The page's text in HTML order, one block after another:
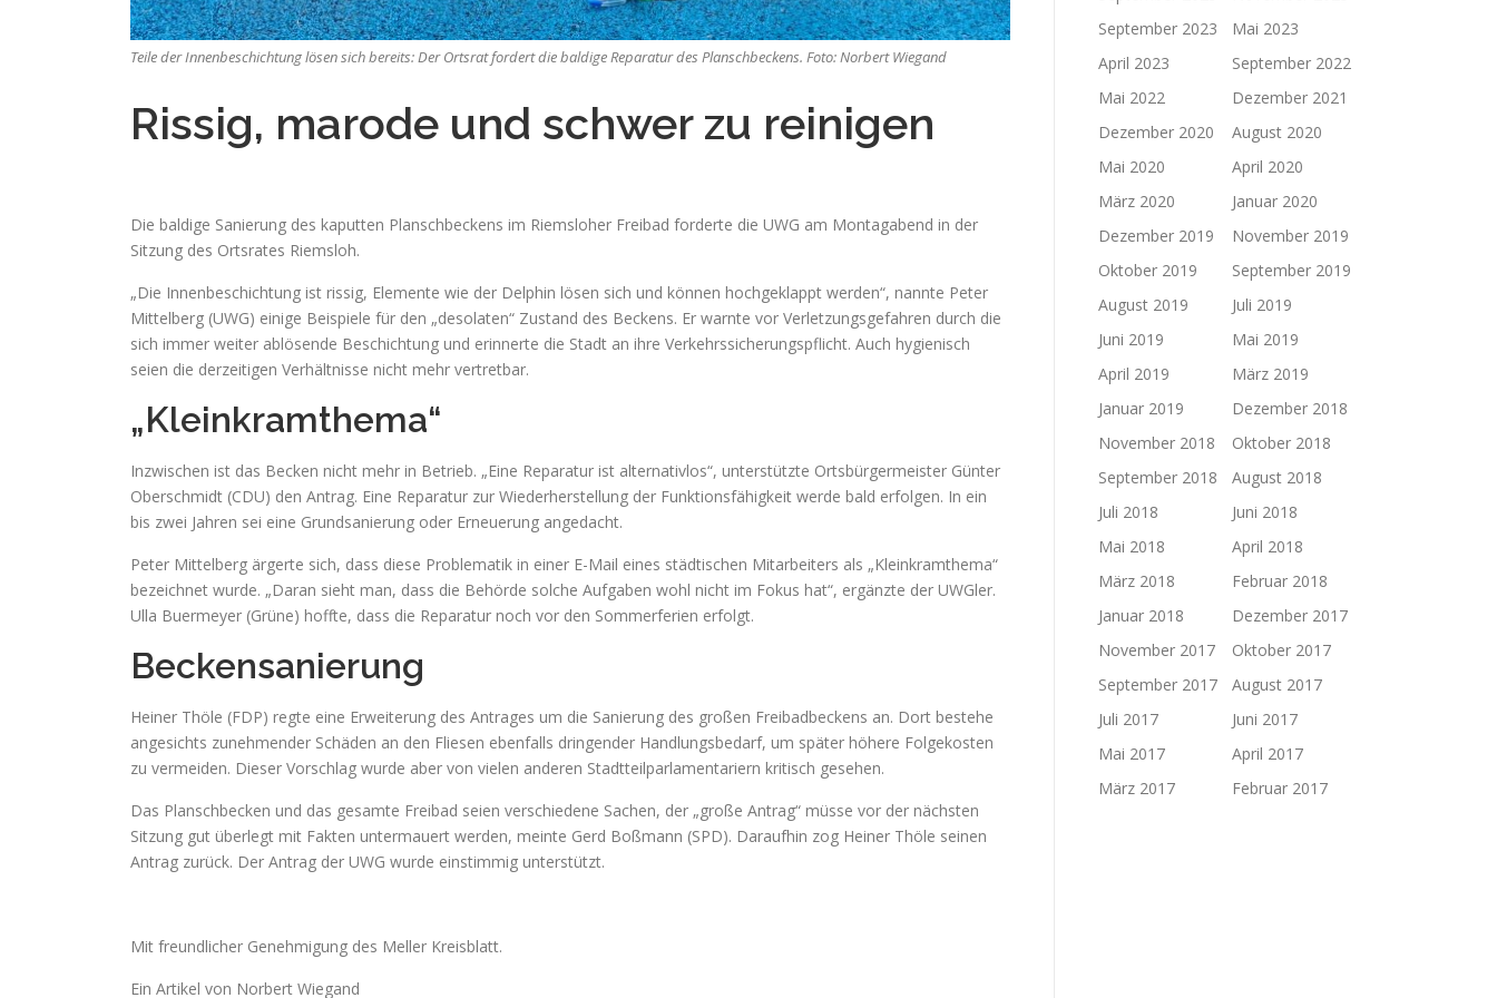
Teile der Innenbeschichtung lösen sich bereits: Der Ortsrat fordert die baldige Reparatur des Planschbeckens. Foto: Norbert Wiegand
Rissig, marode und schwer zu reinigen
Die baldige Sanierung des kaputten Planschbeckens im Riemsloher Freibad forderte die UWG am Montagabend in der
Sitzung des Ortsrates Riemsloh.
„Die Innenbeschichtung ist rissig, Elemente wie der Delphin lösen sich und können hochgeklappt werden“, nannte Peter
Mittelberg (UWG) einige Beispiele für den „desolaten“ Zustand des Beckens. Er warnte vor Verletzungsgefahren durch die
sich immer weiter ablösende Beschichtung und erinnerte die Stadt an ihre Verkehrssicherungspflicht. Auch hygienisch
seien die derzeitigen Verhältnisse nicht mehr vertretbar.
„Kleinkramthema“
Inzwischen ist das Becken nicht mehr in Betrieb. „Eine Reparatur ist alternativlos“, unterstützte Ortsbürgermeister Günter
Oberschmidt (CDU) den Antrag. Eine Reparatur zur Wiederherstellung der Funktionsfähigkeit werde bald erfolgen. In ein
bis zwei Jahren sei eine Grundsanierung oder Erneuerung angedacht.
Peter Mittelberg ärgerte sich, dass diese Problematik in einer E-Mail eines städtischen Mitarbeiters als „Kleinkramthema“
bezeichnet wurde. „Daran sieht man, dass die Behörde solche Aufgaben wohl nicht im Fokus hat“, ergänzte der UWGler.
Ulla Buermeyer (Grüne) hoffte, dass die Reparatur noch vor den Sommerferien erfolgt.
Beckensanierung
Heiner Thöle (FDP) regte eine Erweiterung des Antrages um die Sanierung des großen Freibadbeckens an. Dort bestehe
angesichts zunehmender Schäden an den Fliesen ebenfalls dringender Handlungsbedarf, um später höhere Folgekosten
zu vermeiden. Dieser Vorschlag wurde aber von vielen anderen Stadtteilparlamentariern kritisch gesehen.
Das Planschbecken und das gesamte Freibad seien verschiedene Sachen, der „große Antrag“ müsse vor der nächsten
Sitzung gut überlegt mit Fakten untermauert werden, meinte Gerd Boßmann (SPD). Daraufhin zog Heiner Thöle seinen
Antrag zurück. Der Antrag der UWG wurde einstimmig unterstützt.
Mit freundlicher Genehmigung des Meller Kreisblatt.
Ein Artikel von Norbert Wiegand
September 2023
Mai 2023
April 2023
September 2022
Mai 2022
Dezember 2021
Dezember 2020
August 2020
Mai 2020
April 2020
März 2020
Januar 2020
Dezember 2019
November 2019
Oktober 2019
September 2019
August 2019
Juli 2019
Juni 2019
Mai 2019
April 2019
März 2019
Januar 2019
Dezember 2018
November 2018
Oktober 2018
September 2018
August 2018
Juli 2018
Juni 2018
Mai 2018
April 2018
März 2018
Februar 2018
Januar 2018
Dezember 2017
November 2017
Oktober 2017
September 2017
August 2017
Juli 2017
Juni 2017
Mai 2017
April 2017
März 2017
Februar 2017